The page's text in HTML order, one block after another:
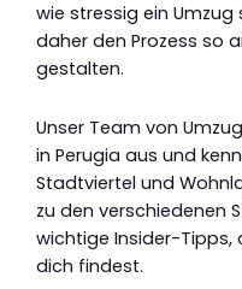
wie stressig ein
daher den Prozess so
gestalten.
Unser Team von
in Perugia aus und
Stadtviertel und
zu den verschiedenen
wichtige Insider-
dich findest.